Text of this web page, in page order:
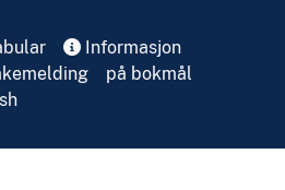
Informasjon
på bokmål